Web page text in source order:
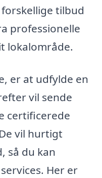
tilbud
professionelle
lokalområde.
er at udfylde en
vil sende
certificerede
vil hurtigt
så du kan
Her er